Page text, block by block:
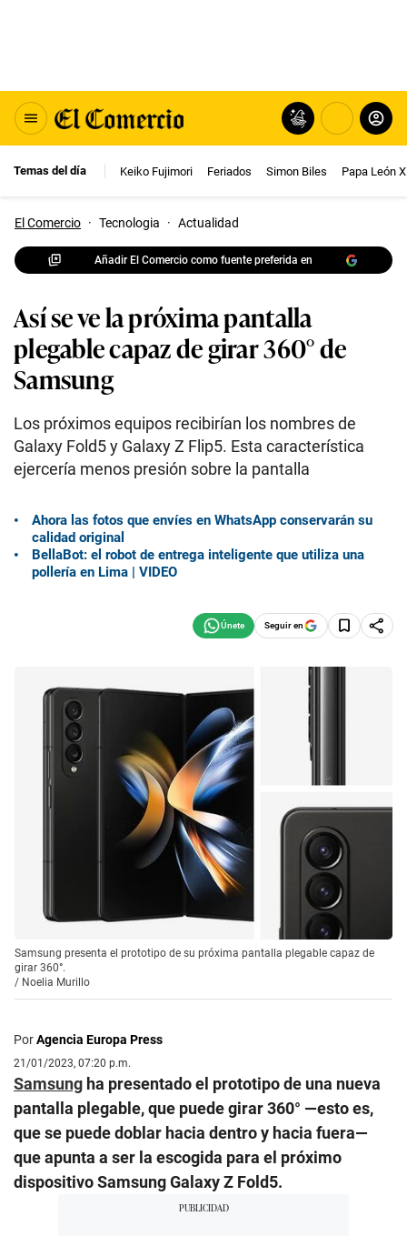
Temas del día Keiko Fujimori Feriados Simon Biles Papa León
El Comercio · Tecnologia · Actualidad
Añadir El Comercio como fuente preferida en
Así se ve la próxima pantalla
plegable capaz de girar 360° de
Samsung
Los próximos equipos recibirían los nombres de
Galaxy Fold5 y Galaxy Z Flip5. Esta característica
ejercería menos presión sobre la pantalla
Ahora las fotos que envíes en WhatsApp conservarán su
calidad original
BellaBot: el robot de entrega inteligente que utiliza una
pollería en Lima | VIDEO
Seguir en
Samsung presenta el prototipo de su próxima pantalla plegable capaz de
girar 360°.
/ Noelia Murillo
PorAgencia Europa Press
21/01/2023, 07:20 p.m.
Samsung ha presentado el prototipo de una nueva
pantalla plegable, que puede girar 360° —esto es,
que se puede doblar hacia dentro y hacia fuera—
que apunta a ser la escogida para el próximo
dispositivo Samsung Galaxy Z Fold5.